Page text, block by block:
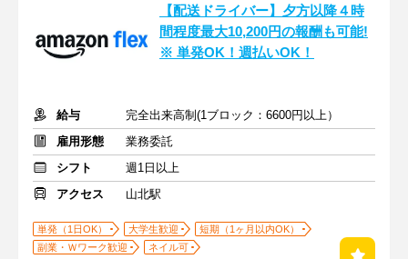
【配送ドライバー】夕方以降４時
間程度最大10,200円の報酬も可能!
※ 単発OK！週払いOK！
給与
完全出来高制(1ブロック：6600円以上）
雇用形態
業務委託
シフト
週1日以上
アクセス
山北駅
単発（1日OK） 大学生歓迎
短期（1ヶ月以内OK）
副業・Ｗワーク歓迎
ネイル可